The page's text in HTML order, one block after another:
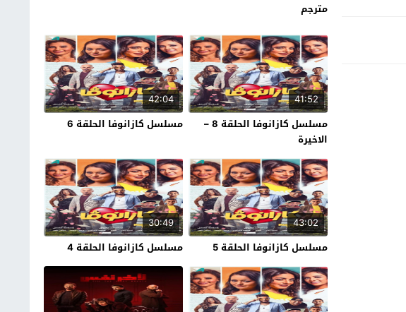
مترجم
41:52
مسلسل كازانوفا الحلقة 8 –
الاخيرة
42:04
مسلسل كازانوفا الحلقة 6
43:02
مسلسل كازانوفا الحلقة 5
30:49
مسلسل كازانوفا الحلقة 4